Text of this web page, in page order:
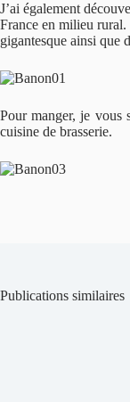
J’ai également
France en milieu
gigantesque ainsi que
Pour manger, je vous
cuisine de brasserie.
Publications similaires